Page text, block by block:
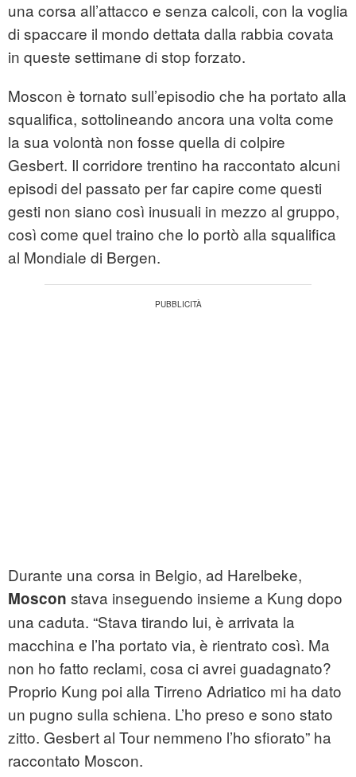
una corsa all’attacco e senza calcoli, con la voglia
di spaccare il mondo dettata dalla rabbia covata
in queste settimane di stop forzato.
Moscon è tornato sull’episodio che ha portato alla
squalifica, sottolineando ancora una volta come
la sua volontà non fosse quella di colpire
Gesbert. Il corridore trentino ha raccontato alcuni
episodi del passato per far capire come questi
gesti non siano così inusuali in mezzo al gruppo,
così come quel traino che lo portò alla squalifica
al Mondiale di Bergen.
Durante una corsa in Belgio, ad Harelbeke,
Moscon stava inseguendo insieme a Kung dopo
una caduta. “Stava tirando lui, è arrivata la
macchina e l’ha portato via, è rientrato così. Ma
non ho fatto reclami, cosa ci avrei guadagnato?
Proprio Kung poi alla Tirreno Adriatico mi ha dato
un pugno sulla schiena. L’ho preso e sono stato
zitto. Gesbert al Tour nemmeno l’ho sfiorato” ha
raccontato Moscon.